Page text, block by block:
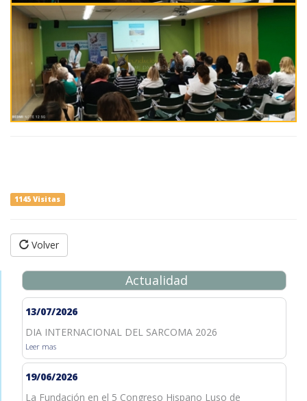
1145 Visitas
Volver
Actualidad
13/07/2026
DIA INTERNACIONAL DEL SARCOMA 2026
Leer mas
19/06/2026
La Fundación en el 5 Congreso Hispano Luso de